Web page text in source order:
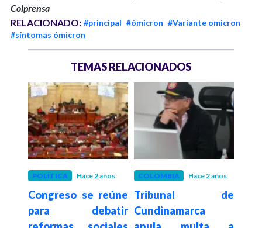
Colprensa
RELACIONADO: #principal #ómicron #Variante omicron
#síntomas ómicron
TEMAS RELACIONADOS
POLÍTICA Hace 2 años
Congreso se reúne
para debatir
COLOMBIA Hace 2 años
Tribunal de
Cundinamarca